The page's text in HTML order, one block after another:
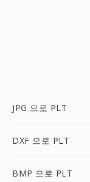
JPG 으로 PLT
DXF 으로 PLT
BMP 으로 PLT